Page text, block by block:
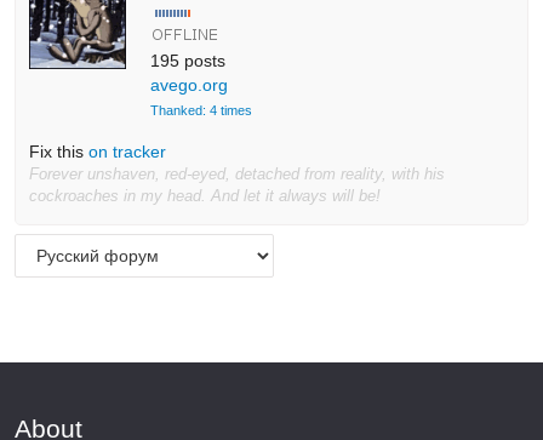
195 posts
avego.org
Thanked: 4 times
Fix thison tracker
Forever unshaven, red-eyed, detached from reality, with his
cockroaches in my head. And let it always will be!
About